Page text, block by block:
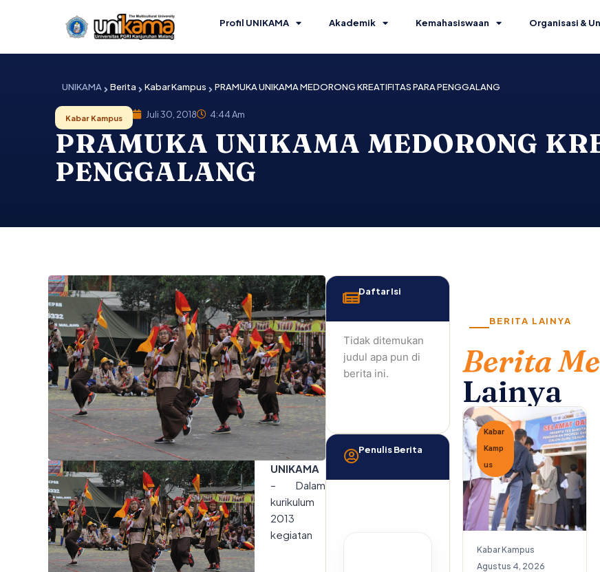
Profil UNIKAMA Akademik Kemahasiswaan Organisasi &
UNIKAMA Berita Kabar Kampus PRAMUKA UNIKAMA MEDORONG KREATIFITAS PARA PENGGALANG
Kabar Kampus Juli 30, 2018 4:44 Am
PRAMUKA UNIKAMA MEDORONG
PENGGALANG
UNIKAMA
– Dalam
kurikulum
2013
kegiatan
Daftar Isi
Tidak ditemukan
judul apa pun di
berita ini.
Penulis Berita
BERITA LAINYA
Berita
Lainya
Kabar
Kamp
us
Kabar Kampus
Agustus 4, 2026